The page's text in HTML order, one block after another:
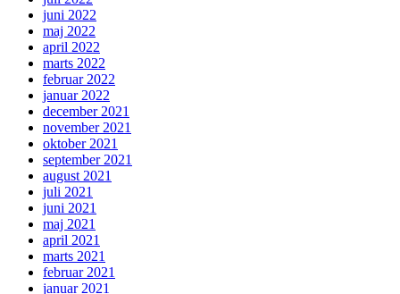
juni 2022
maj 2022
april 2022
marts 2022
februar 2022
januar 2022
december 2021
november 2021
oktober 2021
september 2021
august 2021
juli 2021
juni 2021
maj 2021
april 2021
marts 2021
februar 2021
januar 2021